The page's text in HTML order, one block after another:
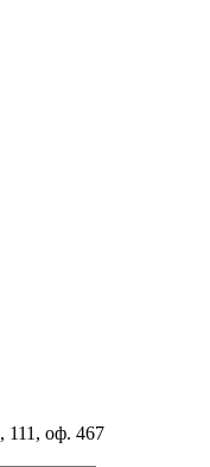
111, оф. 467